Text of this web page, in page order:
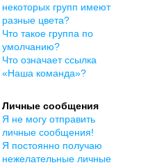
некоторых групп имеют
разные цвета?
Что такое группа по
умолчанию?
Что означает ссылка
«Наша команда»?
Личные сообщения
Я не могу отправить
личные сообщения!
Я постоянно получаю
нежелательные личные